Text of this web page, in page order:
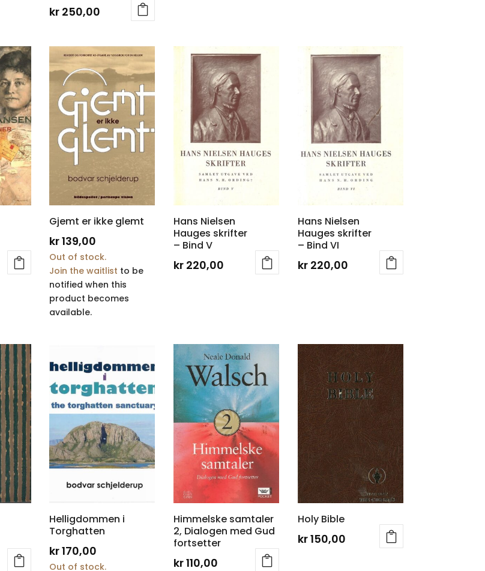
kr 250,00
Gjemt er ikke glemt
kr139,00
Out of stock.
Join the waitlist to be
notified when this
product becomes
available.
Hans Nielsen
Hauges skrifter
– Bind V
kr220,00
Hans Nielsen
Hauges skrifter
– Bind VI
kr220,00
Helligdommen i
Torghatten
kr170,00
Out of stock.
Himmelske samtaler
2, Dialogen med Gud
fortsetter
kr110,00
Holy Bible
kr150,00